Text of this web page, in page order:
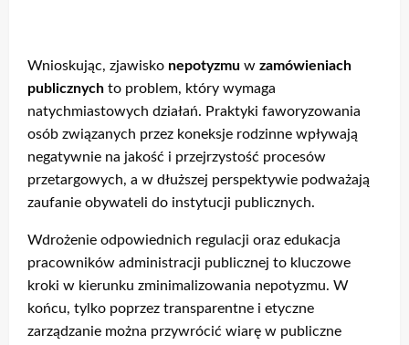
Wnioskując, zjawisko nepotyzmu w zamówieniach
publicznych to problem, który wymaga
natychmiastowych działań. Praktyki faworyzowania
osób związanych przez koneksje rodzinne wpływają
negatywnie na jakość i przejrzystość procesów
przetargowych, a w dłuższej perspektywie podważają
zaufanie obywateli do instytucji publicznych.
Wdrożenie odpowiednich regulacji oraz edukacja
pracowników administracji publicznej to kluczowe
kroki w kierunku zminimalizowania nepotyzmu. W
końcu, tylko poprzez transparentne i etyczne
zarządzanie można przywrócić wiarę w publiczne